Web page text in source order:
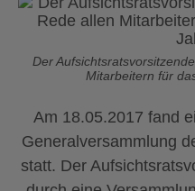
Der
Mitarbeitern für
Am 18.05.2017 fand
Generalversammlung
statt. Der